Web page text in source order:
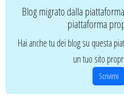
Blog migrato dalla
piattaforma
Hai anche tu dei blog su questa
un tuo sito
Scrivimi